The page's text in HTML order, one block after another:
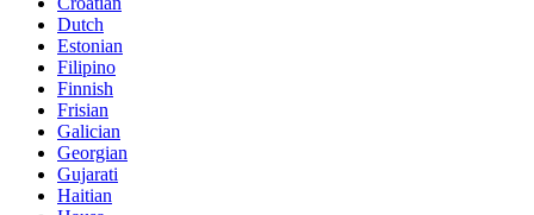
Dutch
Estonian
Filipino
Finnish
Frisian
Galician
Georgian
Gujarati
Haitian